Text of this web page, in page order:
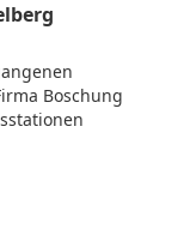
Boschung